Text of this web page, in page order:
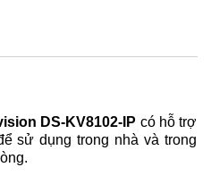
DS-KV8102-IP có hỗ trợ
sử dụng trong nhà và trong